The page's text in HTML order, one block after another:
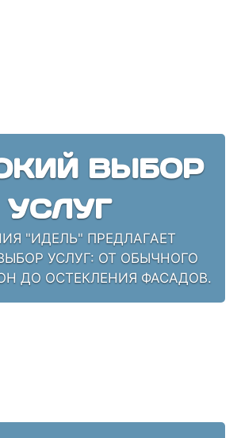
ВЫБОР
УСЛУГ
"ИДЕЛЬ" ПРЕДЛАГАЕТ
УСЛУГ: ОТ ОБЫЧНОГО
ДО ОСТЕКЛЕНИЯ ФАСАДОВ.